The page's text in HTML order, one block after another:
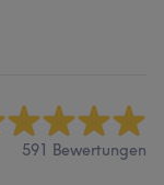
591 Bewertungen